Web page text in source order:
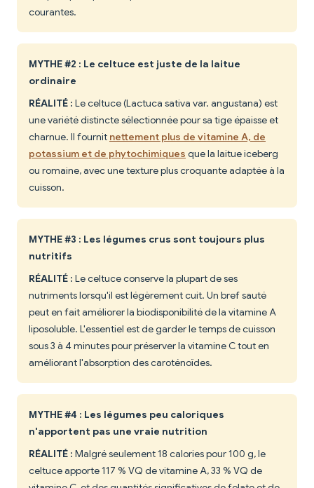
courantes.
MYTHE #2 : Le celtuce est juste de la laitue
ordinaire
RÉALITÉ : Le celtuce (Lactuca sativa var. angustana) est
une variété distincte sélectionnée pour sa tige épaisse et
charnue. Il fournit nettement plus de vitamine A, de
potassium et de phytochimiques que la laitue iceberg
ou romaine, avec une texture plus croquante adaptée à la
cuisson.
MYTHE #3 : Les légumes crus sont toujours plus
nutritifs
RÉALITÉ : Le celtuce conserve la plupart de ses
nutriments lorsqu'il est légèrement cuit. Un bref sauté
peut en fait améliorer la biodisponibilité de la vitamine A
liposoluble. L'essentiel est de garder le temps de cuisson
sous 3 à 4 minutes pour préserver la vitamine C tout en
améliorant l'absorption des caroténoïdes.
MYTHE #4 : Les légumes peu caloriques
n'apportent pas une vraie nutrition
RÉALITÉ : Malgré seulement 18 calories pour 100 g, le
celtuce apporte 117 % VQ de vitamine A, 33 % VQ de